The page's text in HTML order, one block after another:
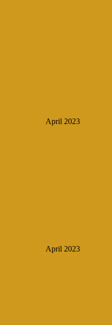
April 2023
April 2023